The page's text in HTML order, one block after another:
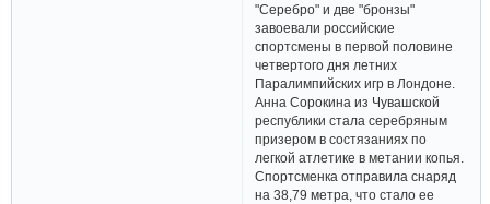
"Серебро" и две "бронзы"
завоевали российские
спортсмены в первой половине
четвертого дня летних
Паралимпийских игр в Лондоне.
Анна Сорокина из Чувашской
республики стала серебряным
призером в состязаниях по
легкой атлетике в метании копья.
Спортсменка отправила снаряд
на 38,79 метра, что стало ее